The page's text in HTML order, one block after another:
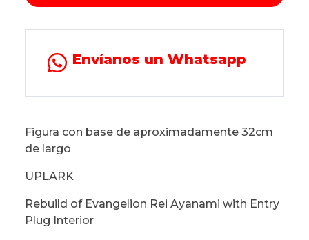
Envíanos un Whatsapp
Figura con base de aproximadamente 32cm
de largo
UPLARK
Rebuild of Evangelion Rei Ayanami with Entry
Plug Interior